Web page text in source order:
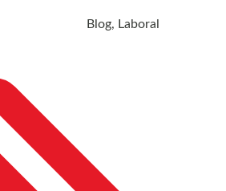
Blog, Laboral